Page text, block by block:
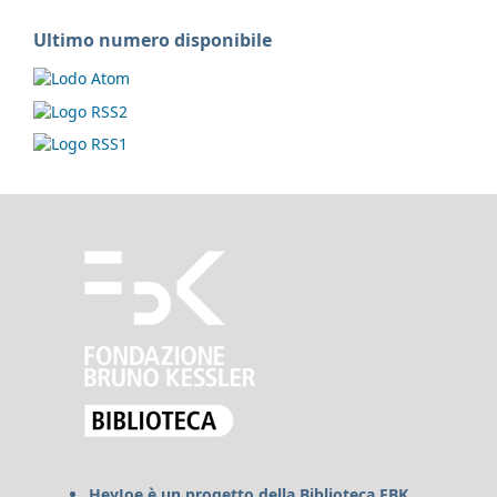
Ultimo numero disponibile